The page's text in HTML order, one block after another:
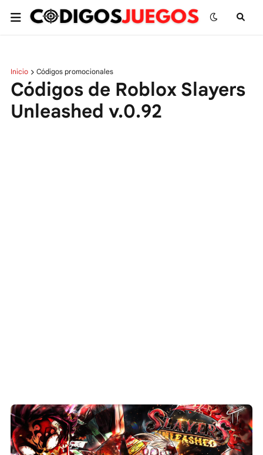
Inicio Códigos promocionales
Códigos de Roblox Slayers
Unleashed v.0.92